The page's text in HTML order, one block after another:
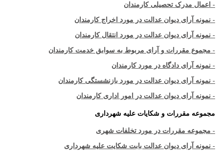
- اعمال مدرک تحصیلی کارمندان
- نمونه آرای دیوان عدالت در مورد اخراج کارمندان
- نمونه آرای دیوان عدالت در مورد انتقال کارمندان
- مجموع مقررات و آرای مربوط به سوابق خدمت کارمندان
- نمونه آرای دادگاه در مورد کارمندان
- نمونه آرای دیوان عدالت در مورد بازنشستگی کارمندان
- نمونه آرای دیوان عدالت در امور اداری کارمندان
مجموعه مقررات و شکایات علیه شهرداری
- مجموعه مقررات در مورد تخلفات شهری
- نمونه آرای دیوان عدالت بابت شکایت علیه شهرداری